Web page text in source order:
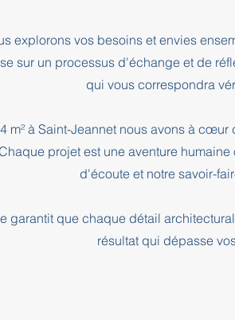
explorons vos besoins et envies
sur un processus d'échange et de
qui vous correspondra
m² à Saint-Jeannet nous avons à
projet est une aventure
d'écoute et notre savoir-
garantit que chaque détail
résultat qui dépasse